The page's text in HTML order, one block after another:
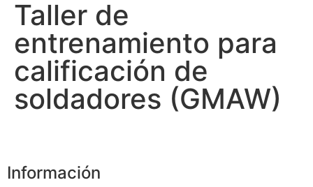
Taller de
entrenamiento para
calificación de
soldadores (GMAW)
Información